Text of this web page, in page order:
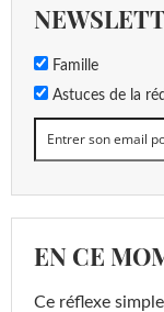
Famille
Astuces de la
EN CE
Ce réflexe